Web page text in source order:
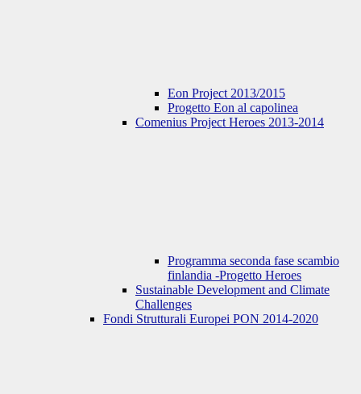
Eon Project 2013/2015
Progetto Eon al capolinea
Comenius Project Heroes 2013-2014
Programma seconda fase scambio
finlandia -Progetto Heroes
Sustainable Development and Climate
Challenges
Fondi Strutturali Europei PON 2014-2020